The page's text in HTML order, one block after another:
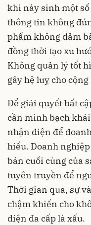
khi nảy sinh một
thông tin không
phẩm không đảm
đồng thời tạo xu
Không quản lý tốt
gây hệ luỵ cho
Để giải quyết bất
cần minh bạch
nhận diện để
hiểu. Doanh
bán cuối cùng của
tuyên truyền để
Thời gian qua, sự
chậm khiến cho
diện đa cấp là xấu.